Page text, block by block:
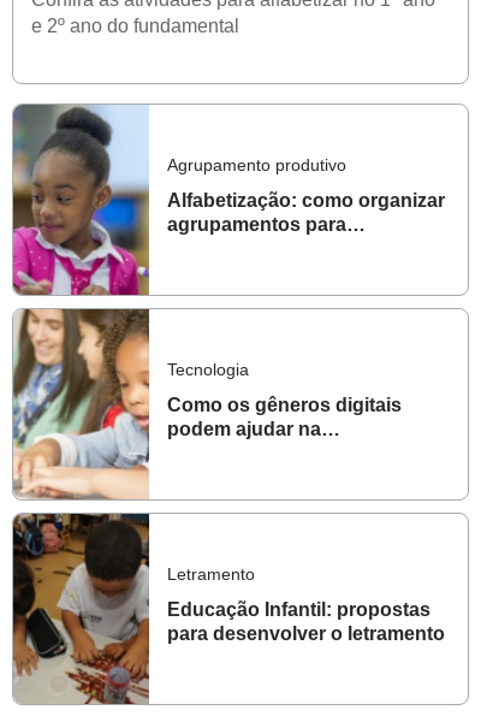
e 2º ano do fundamental
Agrupamento produtivo
Alfabetização: como organizar
agrupamentos para
Tecnologia
Como os gêneros digitais
podem ajudar na
Letramento
Educação Infantil: propostas
para desenvolver o letramento